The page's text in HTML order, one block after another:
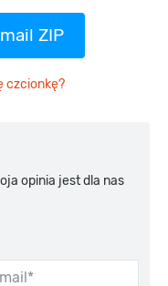
ZIP
czcionkę?
opinia jest dla nas